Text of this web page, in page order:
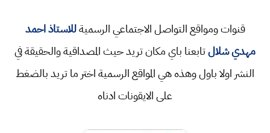
قنوات ومواقع التواصل الاجتماعي الرسميةللاستاذ احمد
مهدي شلالتابعنا باي مكان تريد حيث المصداقية والحقيقة في
النشر اولا باول وهذه هي المواقع الرسمية اختر ما تريد بالضغط
على الايقونات ادناه